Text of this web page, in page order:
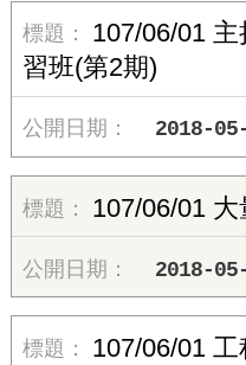
107/06/01
習班(第2期)
2018-
107/06/01
2018-
107/06/01